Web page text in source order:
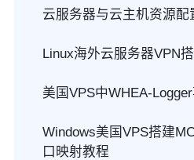
云服务器与云主机资源配
Linux海外云服务器VPN
美国VPS中WHEA-
Windows美国VPS搭建
口映射教程